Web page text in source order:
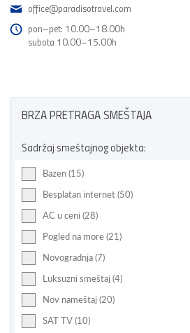
office@paradisotravel.com
pon–pet: 10.00–18.00h
subota 10.00–15.00h
BRZA PRETRAGA SMEŠTAJA
Sadržaj smeštajnog objekta:
Bazen (15)
Besplatan internet (50)
AC u ceni (28)
Pogled na more (21)
Novogradnja (7)
Luksuzni smeštaj (4)
Nov nameštaj (20)
SAT TV (10)